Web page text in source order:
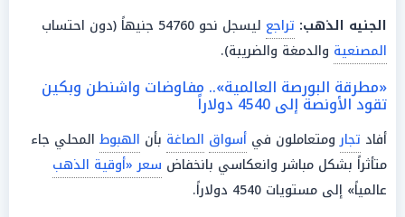
الجنيه الذهب: تراجع ليسجل نحو 54760 جنيهاً (دون احتساب
المصنعية والدمغة والضريبة).
«مطرقة البورصة العالمية».. مفاوضات واشنطن وبكين
تقود الأونصة إلى 4540 دولاراً
أفاد تجارومتعاملون في أسواق الصاغة بأن الهبوط المحلي جاء
متأثراً بشكل مباشر وانعكاسي بانخفاض سعر «أوقية الذهب
عالمياً» إلى مستويات 4540 دولاراً.